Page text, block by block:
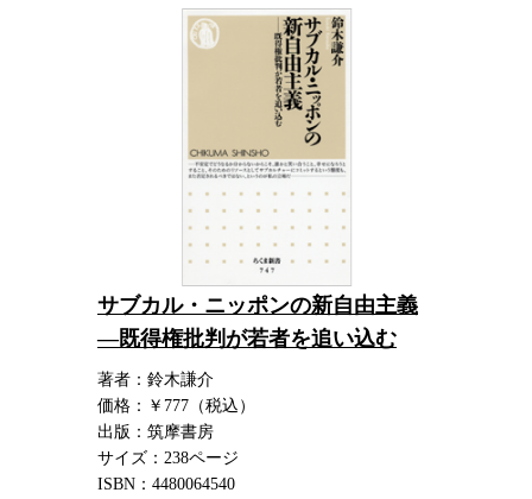
サブカル・ニッポンの新自由主義
―既得権批判が若者を追い込む
著者：鈴木謙介
価格：￥777（税込）
出版：筑摩書房
サイズ：238ページ
ISBN：4480064540